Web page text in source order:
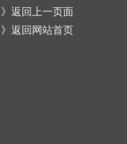
》 返回上一页面
》 返回网站首页